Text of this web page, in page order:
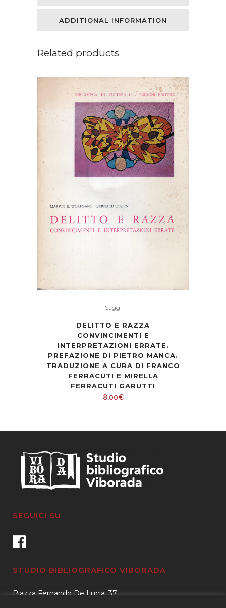
ADDITIONAL INFORMATION
Related products
Saggi
DELITTO E RAZZA
CONVINCIMENTI E
INTERPRETAZIONI ERRATE.
PREFAZIONE DI PIETRO MANCA.
TRADUZIONE A CURA DI FRANCO
FERRACUTI E MIRELLA
FERRACUTI GARUTTI
8,00€
SEGUICI SU
STUDIO BIBLIOGRAFICO VIBORADA
Piazza Fernando De Lucia, 37